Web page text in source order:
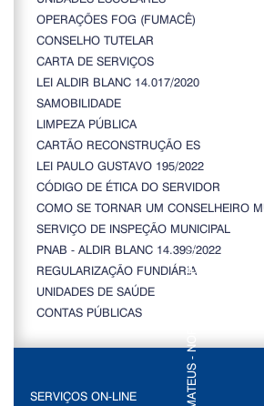
OPERAÇÕES FOG (FUMACÊ)
CONSELHO TUTELAR
CARTA DE SERVIÇOS
LEI ALDIR BLANC 14.017/2020
SAMOBILIDADE
LIMPEZA PÚBLICA
CARTÃO RECONSTRUÇÃO ES
LEI PAULO GUSTAVO 195/2022
CÓDIGO DE ÉTICA DO SERVIDOR
COMO SE TORNAR UM CONSELHEIRO
SERVIÇO DE INSPEÇÃO MUNICIPAL
PNAB - ALDIR BLANC 14.399/2022
REGULARIZAÇÃO FUNDIÁRIA
UNIDADES DE SAÚDE
CONTAS PÚBLICAS
SERVIÇOS ON-LINE